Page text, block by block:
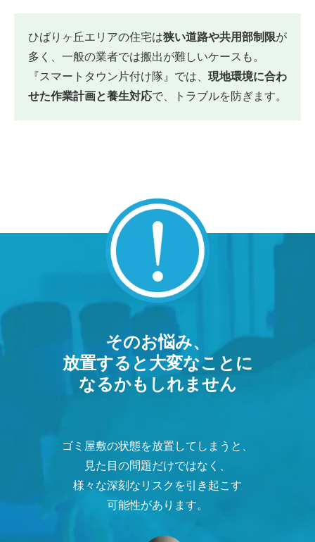
ひばりヶ丘エリアの住宅は狭い道路や共用部制限が
多く、一般の業者では搬出が難しいケースも。
『スマートタウン片付け隊』では、 現地環境に合わ
せた作業計画と養生対応で、トラブルを防ぎます。
そのお悩み、
放置すると大変なことに
なるかもしれません
ゴミ屋敷の状態を放置してしまうと、
見た目の問題だけではなく、
様々な深刻なリスクを引き起こす
可能性があります。